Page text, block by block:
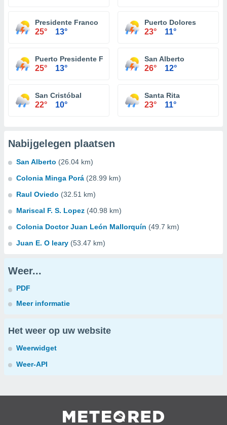
Presidente Franco
25° 13°
Puerto Dolores
23° 11°
Puerto Presidente Franco
25° 13°
San Alberto
26° 12°
San Cristóbal
22° 10°
Santa Rita
23° 11°
Nabijgelegen plaatsen
San Alberto (26.04 km)
Colonia Minga Porá (28.99 km)
Raul Oviedo (32.51 km)
Mariscal F. S. Lopez (40.98 km)
Colonia Doctor Juan León Mallorquín (49.7 km)
Juan E. O leary (53.47 km)
Weer...
PDF
Meer informatie
Het weer op uw website
Weerwidget
Weer-API